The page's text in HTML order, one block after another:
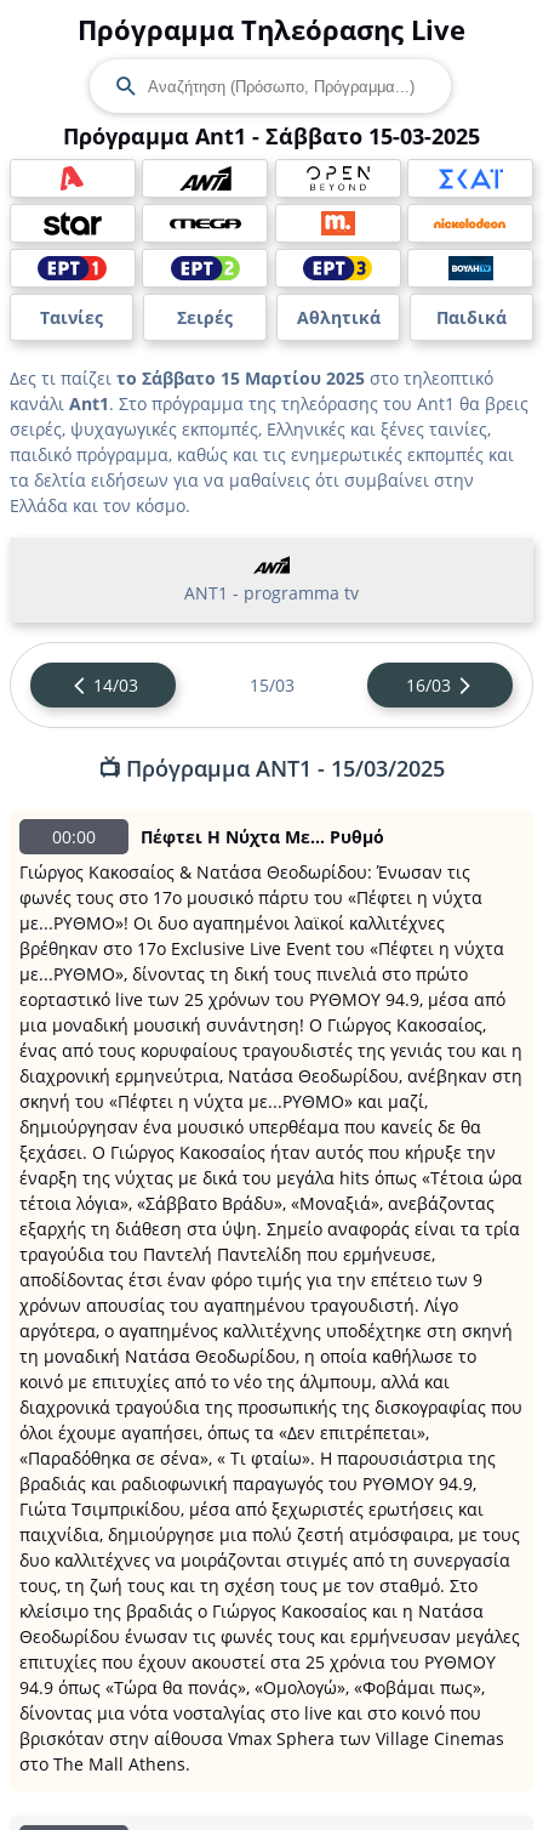
Πρόγραμμα Τηλεόρασης Live
Πρόγραμμα Ant1 - Σάββατο 15-03-2025
Ταινίες Σειρές Αθλητικά Παιδικά
Δες τι παίζει το Σάββατο 15 Μαρτίου 2025 στο τηλεοπτικό
κανάλι Ant1. Στο πρόγραμμα της τηλεόρασης του Ant1 θα βρεις
σειρές, ψυχαγωγικές εκπομπές, Ελληνικές και ξένες ταινίες,
παιδικό πρόγραμμα, καθώς και τις ενημερωτικές εκπομπές και
τα δελτία ειδήσεων για να μαθαίνεις ότι συμβαίνει στην
Ελλάδα και τον κόσμο.
ΑΝΤ1 - programma tv
14/03 15/03 16/03
📺 Πρόγραμμα ΑΝΤ1 - 15/03/2025
00:00
Πέφτει Η Νύχτα Με... Ρυθμό
Γιώργος Κακοσαίος & Νατάσα Θεοδωρίδου: Ένωσαν τις
φωνές τους στο 17ο μουσικό πάρτυ του «Πέφτει η νύχτα
με...ΡΥΘΜΟ»! Οι δυο αγαπημένοι λαϊκοί καλλιτέχνες
βρέθηκαν στο 17ο Exclusive Live Event του «Πέφτει η νύχτα
με...ΡΥΘΜΟ», δίνοντας τη δική τους πινελιά στο πρώτο
εορταστικό live των 25 χρόνων του ΡΥΘΜΟΥ 94.9, μέσα από
μια μοναδική μουσική συνάντηση! Ο Γιώργος Κακοσαίος,
ένας από τους κορυφαίους τραγουδιστές της γενιάς του και η
διαχρονική ερμηνεύτρια, Νατάσα Θεοδωρίδου, ανέβηκαν στη
σκηνή του «Πέφτει η νύχτα με...ΡΥΘΜΟ» και μαζί,
δημιούργησαν ένα μουσικό υπερθέαμα που κανείς δε θα
ξεχάσει. Ο Γιώργος Κακοσαίος ήταν αυτός που κήρυξε την
έναρξη της νύχτας με δικά του μεγάλα hits όπως «Τέτοια ώρα
τέτοια λόγια», «Σάββατο Βράδυ», «Μοναξιά», ανεβάζοντας
εξαρχής τη διάθεση στα ύψη. Σημείο αναφοράς είναι τα τρία
τραγούδια του Παντελή Παντελίδη που ερμήνευσε,
αποδίδοντας έτσι έναν φόρο τιμής για την επέτειο των 9
χρόνων απουσίας του αγαπημένου τραγουδιστή. Λίγο
αργότερα, ο αγαπημένος καλλιτέχνης υποδέχτηκε στη σκηνή
τη μοναδική Νατάσα Θεοδωρίδου, η οποία καθήλωσε το
κοινό με επιτυχίες από το νέο της άλμπουμ, αλλά και
διαχρονικά τραγούδια της προσωπικής της δισκογραφίας που
όλοι έχουμε αγαπήσει, όπως τα «Δεν επιτρέπεται»,
«Παραδόθηκα σε σένα», « Τι φταίω». Η παρουσιάστρια της
βραδιάς και ραδιοφωνική παραγωγός του ΡΥΘΜΟΥ 94.9,
Γιώτα Τσιμπρικίδου, μέσα από ξεχωριστές ερωτήσεις και
παιχνίδια, δημιούργησε μια πολύ ζεστή ατμόσφαιρα, με τους
δυο καλλιτέχνες να μοιράζονται στιγμές από τη συνεργασία
τους, τη ζωή τους και τη σχέση τους με τον σταθμό. Στο
κλείσιμο της βραδιάς ο Γιώργος Κακοσαίος και η Νατάσα
Θεοδωρίδου ένωσαν τις φωνές τους και ερμήνευσαν μεγάλες
επιτυχίες που έχουν ακουστεί στα 25 χρόνια του ΡΥΘΜΟΥ
94.9 όπως «Τώρα θα πονάς», «Ομολογώ», «Φοβάμαι πως»,
δίνοντας μια νότα νοσταλγίας στο live και στο κοινό που
βρισκόταν στην αίθουσα Vmax Sphera των Village Cinemas
στο The Mall Athens.